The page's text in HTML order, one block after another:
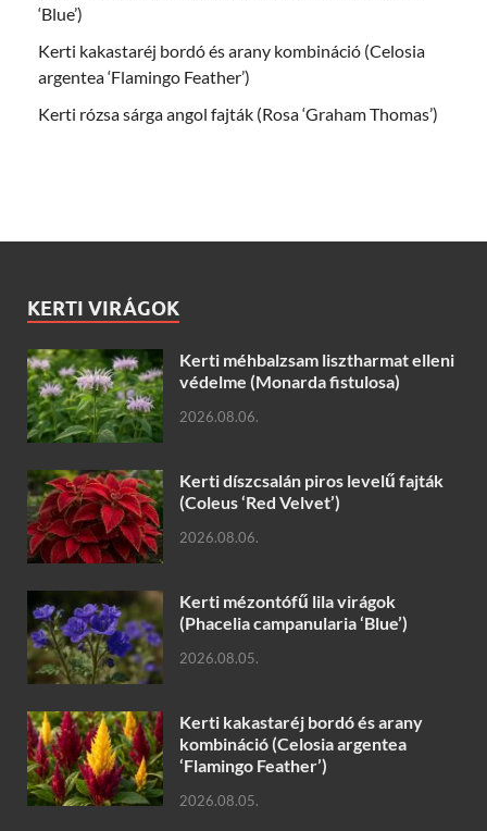
‘Blue’)
Kerti kakastaréj bordó és arany kombináció (Celosia
argentea ‘Flamingo Feather’)
Kerti rózsa sárga angol fajták (Rosa ‘Graham Thomas’)
KERTI VIRÁGOK
Kerti méhbalzsam lisztharmat elleni
védelme (Monarda fistulosa)
2026.08.06.
Kerti díszcsalán piros levelű fajták
(Coleus ‘Red Velvet’)
2026.08.06.
Kerti mézontófű lila virágok
(Phacelia campanularia ‘Blue’)
2026.08.05.
Kerti kakastaréj bordó és arany
kombináció (Celosia argentea
‘Flamingo Feather’)
2026.08.05.